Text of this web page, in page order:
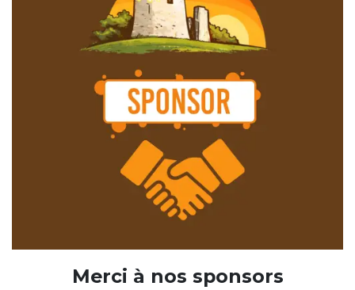
Merci à nos sponsors